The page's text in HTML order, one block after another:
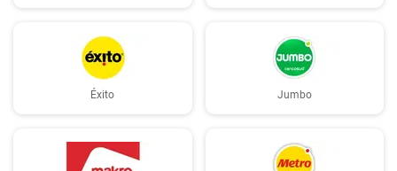
Éxito Jumbo